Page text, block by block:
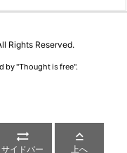
Rights Reserved.
by "Thought is free".

サイドバー

上へ